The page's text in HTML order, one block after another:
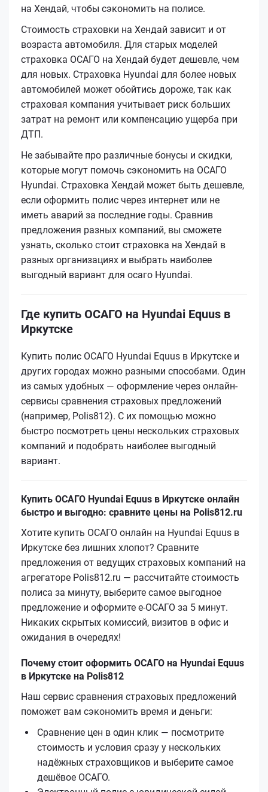
на Хендай, чтобы сэкономить на полисе.
Стоимость страховки на Хендай зависит и от
возраста автомобиля. Для старых моделей
страховка ОСАГО на Хендай будет дешевле, чем
для новых. Страховка Hyundai для более новых
автомобилей может обойтись дороже, так как
страховая компания учитывает риск больших
затрат на ремонт или компенсацию ущерба при
ДТП.
Не забывайте про различные бонусы и скидки,
которые могут помочь сэкономить на ОСАГО
Hyundai. Страховка Хендай может быть дешевле,
если оформить полис через интернет или не
иметь аварий за последние годы. Сравнив
предложения разных компаний, вы сможете
узнать, сколько стоит страховка на Хендай в
разных организациях и выбрать наиболее
выгодный вариант для осаго Hyundai.
Где купить ОСАГО на Hyundai Equus в
Иркутске
Купить полис ОСАГО Hyundai Equus в Иркутске и
других городах можно разными способами. Один
из самых удобных — оформление через онлайн-
сервисы сравнения страховых предложений
(например, Polis812). С их помощью можно
быстро посмотреть цены нескольких страховых
компаний и подобрать наиболее выгодный
вариант.
Купить ОСАГО Hyundai Equus в Иркутске онлайн
быстро и выгодно: сравните цены на Polis812.ru
Хотите купить ОСАГО онлайн на Hyundai Equus в
Иркутске без лишних хлопот? Сравните
предложения от ведущих страховых компаний на
агрегаторе Polis812.ru — рассчитайте стоимость
полиса за минуту, выберите самое выгодное
предложение и оформите е‑ОСАГО за 5 минут.
Никаких скрытых комиссий, визитов в офис и
ожидания в очередях!
Почему стоит оформить ОСАГО на Hyundai Equus
в Иркутске на Polis812
Наш сервис сравнения страховых предложений
поможет вам сэкономить время и деньги:
Сравнение цен в один клик — посмотрите
стоимость и условия сразу у нескольких
надёжных страховщиков и выберите самое
дешёвое ОСАГО.